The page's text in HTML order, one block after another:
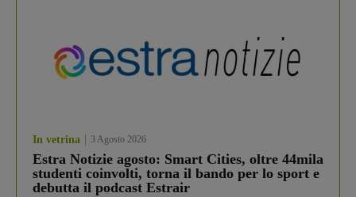
In vetrina 3 Agosto 2026
Estra Notizie agosto: Smart Cities, oltre 44mila
studenti coinvolti, torna il bando per lo sport e
debutta il podcast Estrair